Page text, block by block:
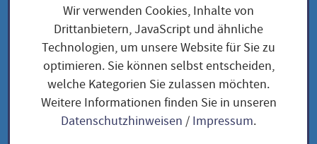
Fruchtgemüse
TOMATEN
Citron russe - Solanum lycopersicum
Citron russe - Solanum
lycopersicum
Wir verwenden Cookies, Inhalte von
Drittanbietern, JavaScript und ähnliche
Technologien, um unsere Website für Sie zu
optimieren. Sie können selbst entscheiden,
welche Kategorien Sie zulassen möchten.
Weitere Informationen finden Sie in unseren
Datenschutzhinweisen / Impressum.